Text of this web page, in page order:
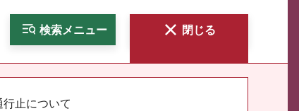
検索メニュー 閉じる
止について